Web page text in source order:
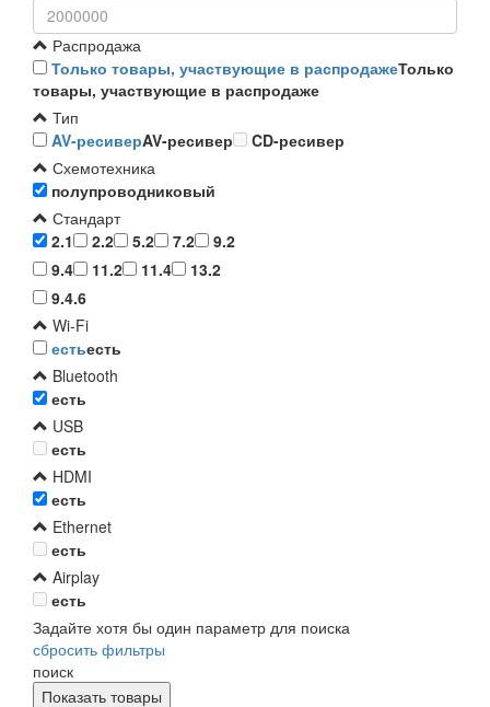
Распродажа
Только товары, участвующие в распродажеТолько
товары, участвующие в распродаже
Тип
AV-ресиверAV-ресивер
CD-ресивер
Схемотехника
полупроводниковый
Стандарт
2.1
2.2 5.2 7.2
9.2
9.4
11.2 11.4
13.2
9.4.6
Wi-Fi
естьесть
Bluetooth
есть
USB
есть
HDMI
есть
Ethernet
есть
Airplay
есть
Задайте хотя бы один параметр для поиска
сбросить фильтры
поиск